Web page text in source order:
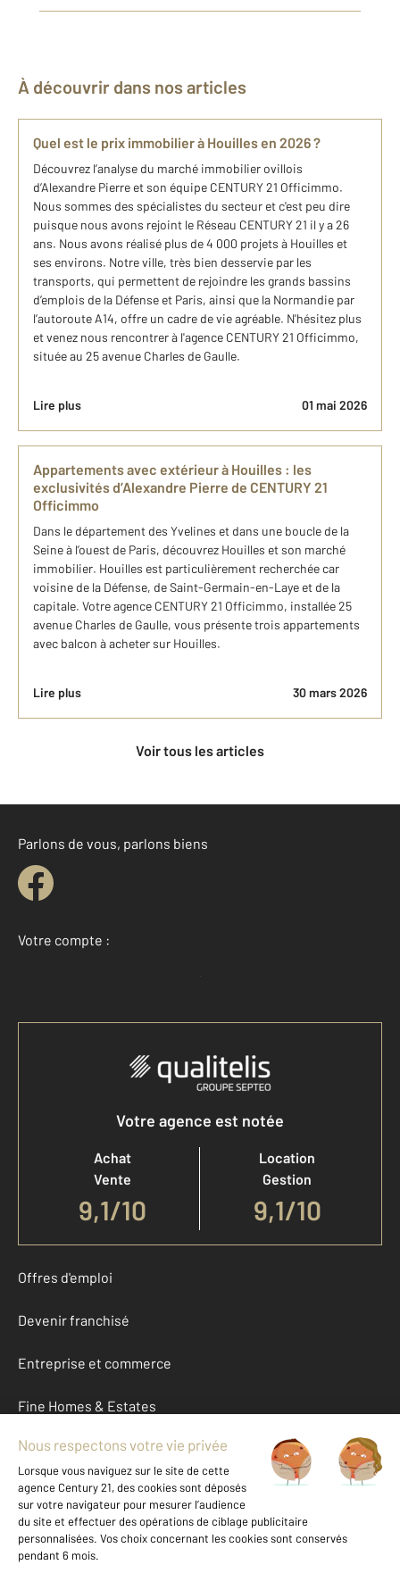
À découvrir dans nos articles
Quel est le prix immobilier à Houilles en 2026 ?
Découvrez l’analyse du marché​ immobilier ovillois
d’Alexandre Pierre ​e​t son équipe CENTURY 21 Officimmo​.
Nous sommes des spécialistes du secteur et c'est peu dire
puisque nous avons rejoint le Réseau CENTURY 21 il y a 26
ans. Nous avons réalisé plus de 4 000 projets à Houilles et
ses environs. Notre ville, très bien desservie par les
transports, qui permettent de rejoindre les grands bassins
d’emplois de la Défense et Paris, ainsi que la Normandie par
l’autoroute A14, offre un cadre de vie agréable. N'hésitez plus
et venez nous rencontrer à l'agence CENTURY 21 Officimmo,
située au 25 avenue Charles de Gaulle.
Lire plus 01 mai 2026
Appartements avec extérieur à Houilles : les
exclusivités d’Alexandre Pierre de CENTURY 21
Officimmo
Dans le département des Yvelines et dans une boucle de la
Seine à l’ouest de Paris, découvrez Houilles et son marché
immobilier. Houilles est particulièrement recherchée car
voisine de la Défense, de Saint-Germain-en-Laye et de la
capitale. Votre agence CENTURY 21 Officimmo, installée 25
avenue Charles de Gaulle, vous présente trois appartements
avec balcon à acheter sur Houilles.
Lire plus 30 mars 2026
Voir tous les articles
Parlons de vous, parlons biens
Votre compte :
Accéder à mon compte
Votre agence est notée
Achat
Vente
9,1/10
Location
Gestion
9,1/10
Offres d'emploi
Devenir franchisé
Entreprise et commerce
Fine Homes & Estates
À propos
International
Nous contacter